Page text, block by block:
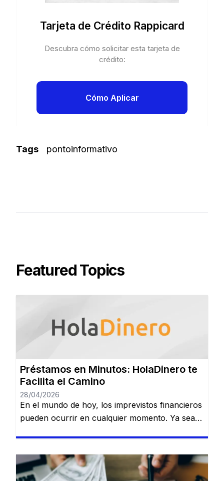
Tarjeta de Crédito Rappicard
Descubra cómo solicitar esta tarjeta de
crédito:
Cómo Aplicar
Tags pontoinformativo
Featured Topics
Préstamos en Minutos: HolaDinero te
Facilita el Camino
28/04/2026
En el mundo de hoy, los imprevistos financieros
pueden ocurrir en cualquier momento. Ya sea
inversión importante, contar con una opción
confiable de financiamiento es esencial. Serás